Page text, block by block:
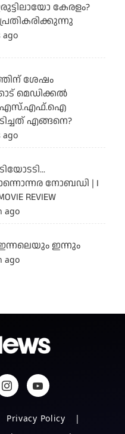
കേരളം?
ago
ശേഷം
മെഡിക്കൽ
എസ്.എഫ്.ഐ
എങ്ങനെ?
ago
നോബഡി | I
REVIEW
ago
ഇന്നും
ago
Privacy Policy